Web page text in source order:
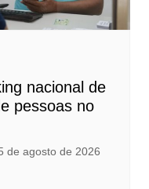
nacional de
pessoas no
de agosto de 2026